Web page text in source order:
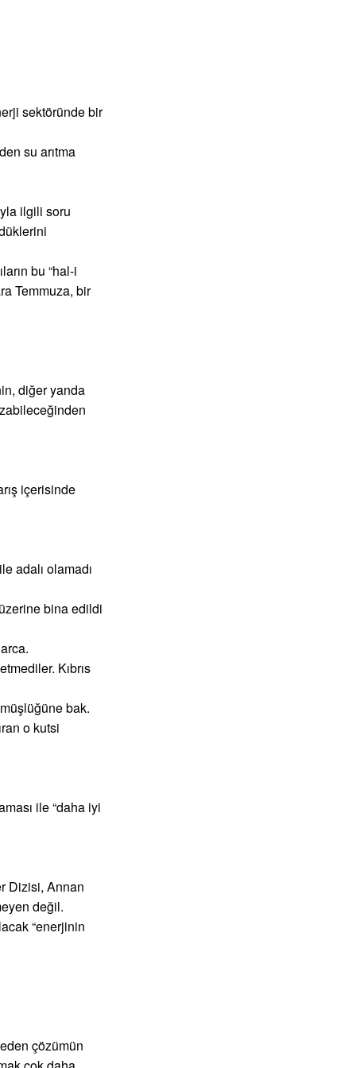
sektöründe bir
su arıtma
ilgili soru
bu “hal-i
Temmuza, bir
diğer yanda
içerisinde
adalı olamadı
bina edildi
Kıbrıs
bak.
o kutsi
ile “daha iyi
Dizisi, Annan
değil.
“enerjinin
çözümün